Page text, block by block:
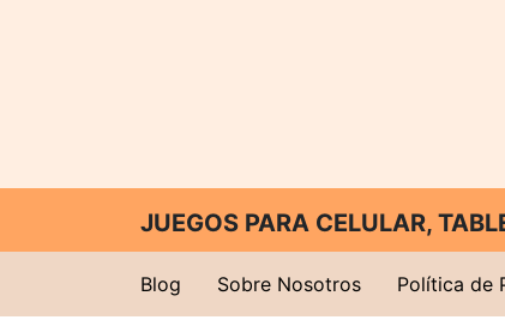
JUEGOS PARA CELULAR,
Blog Sobre Nosotros Política de